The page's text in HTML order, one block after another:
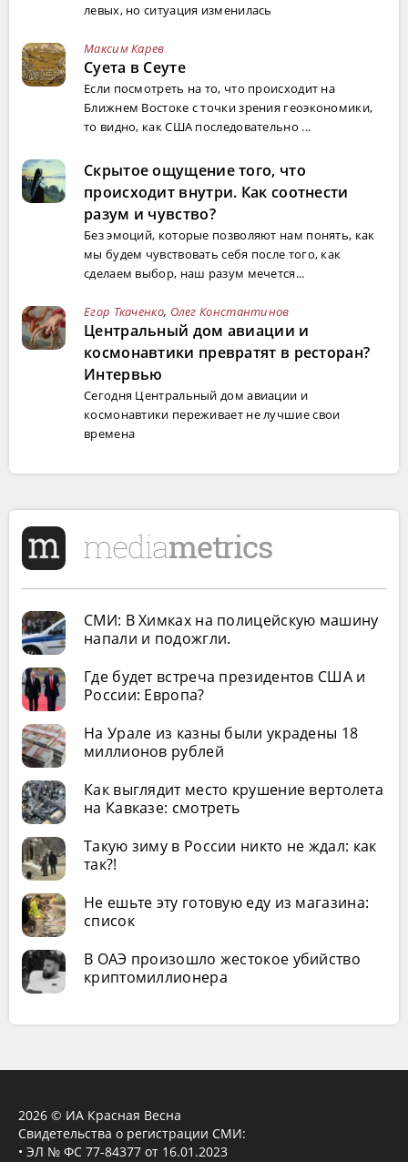
левых, но ситуация изменилась
Максим Карев
Суета в Сеуте
Если посмотреть на то, что происходит на
Ближнем Востоке с точки зрения геоэкономики,
то видно, как США последовательно ...
Скрытое ощущение того, что
происходит внутри. Как соотнести
разум и чувство?
Без эмоций, которые позволяют нам понять, как
мы будем чувствовать себя после того, как
сделаем выбор, наш разум мечется...
Егор Ткаченко, Олег Константинов
Центральный дом авиации и
космонавтики превратят в ресторан?
Интервью
Сегодня Центральный дом авиации и
космонавтики переживает не лучшие свои
времена
СМИ: В Химках на полицейскую машину
напали и подожгли.
Где будет встреча президентов США и
России: Европа?
На Урале из казны были украдены 18
миллионов рублей
Как выглядит место крушение вертолета
на Кавказе: смотреть
Такую зиму в России никто не ждал: как
так?!
Не ешьте эту готовую еду из магазина:
список
В ОАЭ произошло жестокое убийство
криптомиллионера
2026 © ИА Красная Весна
Свидетельства о регистрации СМИ:
• ЭЛ № ФС 77-84377 от 16.01.2023